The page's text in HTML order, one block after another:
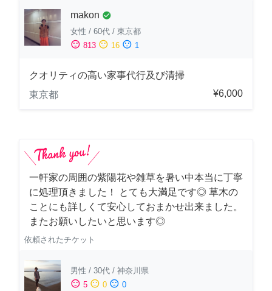
makon check_circle
女性 / 60代 / 東京都
sentiment_satisfied 813 sentiment_neutral 16 sentiment_dissatisfied 1
クオリティの高い家事代行及び清掃
東京都
¥6,000
一軒家の周囲の紫陽花や雑草を暑い中本当に丁寧
に処理頂きました！ とても大満足です◎ 草木の
ことにも詳しくて安心しておまかせ出来ました。
またお願いしたいと思います◎
依頼されたチケット
男性 / 30代 / 神奈川県
sentiment_satisfied 5 sentiment_neutral 0 sentiment_dissatisfied 0